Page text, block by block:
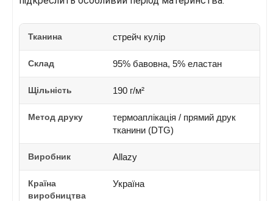
Тканина стрейч кулір
Склад 95% бавовна, 5% еластан
Щільність 190 г/м²
Метод друку
термоаплікація / прямий друк
тканини (DTG)
Виробник Allazy
Країна
виробництва
Україна